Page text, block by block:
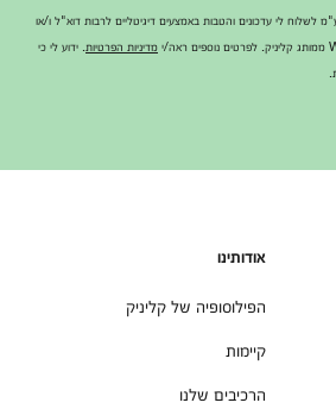
לי עדכונים והטבות באמצעים דיגיטליים לרבות דוא"ל ו/או
מדיניות הפרטיות . ידוע לי כי
אודותינו
הפילוסופיה של קליניק
קיימות
הרכיבים שלנו